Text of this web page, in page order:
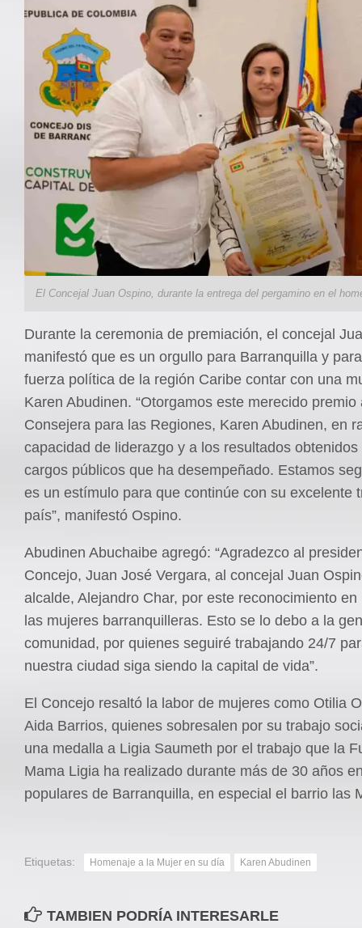
El Concejal Juan Ospino, durante la entrega del pergamino en el
Durante la ceremonia de premiación, el concejal
manifestó que es un orgullo para Barranquilla y
fuerza política de la región Caribe contar con una
Karen Abudinen. “Otorgamos este merecido premio
Consejera para las Regiones, Karen Abudinen, en
capacidad de liderazgo y a los resultados
cargos públicos que ha desempeñado. Estamos
es un estímulo para que continúe con su excelente
país”, manifestó Ospino.
Abudinen Abuchaibe agregó: “Agradezco al
Concejo, Juan José Vergara, al concejal Juan
alcalde, Alejandro Char, por este reconocimiento en
las mujeres barranquilleras. Esto se lo debo a la
comunidad, por quienes seguiré trabajando 24/7
nuestra ciudad siga siendo la capital de vida”.
El Concejo resaltó la labor de mujeres como Otilia
Aida Barrios, quienes sobresalen por su trabajo
una medalla a Ligia Saumeth por el trabajo que la
Mama Ligia ha realizado durante más de 30 años
populares de Barranquilla, en especial el barrio las
Etiquetas: Homenaje a la Mujer en su día Karen Abudinen
TAMBIEN PODRÍA INTERESARLE